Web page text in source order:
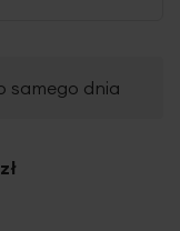
samego dnia